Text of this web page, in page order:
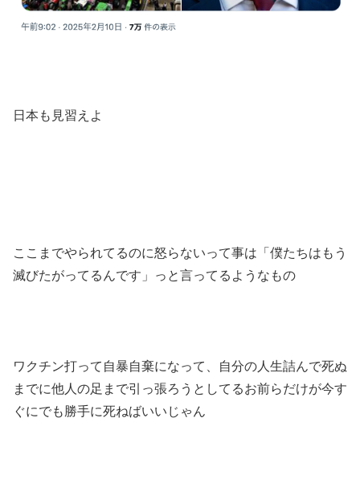
日本も見習えよ
ここまでやられてるのに怒らないって事は「僕たちはもう
滅びたがってるんです」っと言ってるようなもの
ワクチン打って自暴自棄になって、自分の人生詰んで死ぬ
までに他人の足まで引っ張ろうとしてるお前らだけが今す
ぐにでも勝手に死ねばいいじゃん